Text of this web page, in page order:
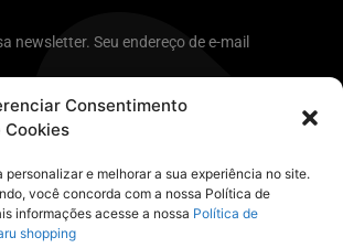
Consentimento
Cookies
personalizar e melhorar a sua experiência no site.
você concorda com a nossa Política de
informações acesse a nossa Política de
shopping
newsletter. Seu endereço de e-mail
Ficar por dentro